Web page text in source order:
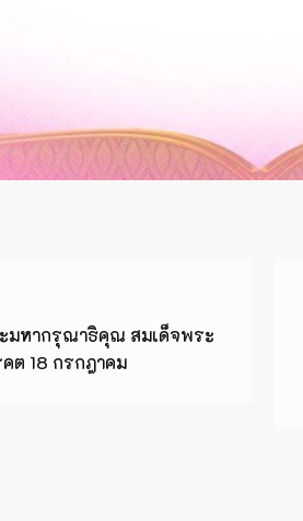
มหากรุณาธิคุณ สมเด็จพระ
ต 18 กรกฎาคม